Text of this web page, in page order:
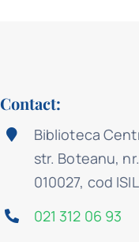
Contact:
Biblioteca
str. Boteanu,
010027, cod
021 312 06 93